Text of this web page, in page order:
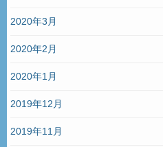
2020年3月
2020年2月
2020年1月
2019年12月
2019年11月